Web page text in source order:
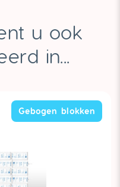
u ook
in...
Gebogen blokken